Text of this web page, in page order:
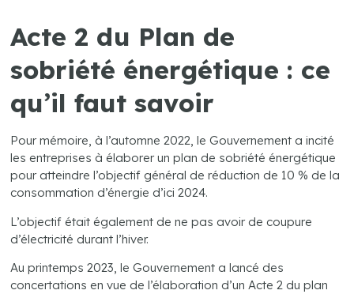
Acte 2 du Plan de
sobriété énergétique : ce
qu’il faut savoir
Pour mémoire, à l’automne 2022, le Gouvernement a incité
les entreprises à élaborer un plan de sobriété énergétique
pour atteindre l’objectif général de réduction de 10 % de la
consommation d’énergie d’ici 2024.
L’objectif était également de ne pas avoir de coupure
d’électricité durant l’hiver.
Au printemps 2023, le Gouvernement a lancé des
concertations en vue de l’élaboration d’un Acte 2 du plan